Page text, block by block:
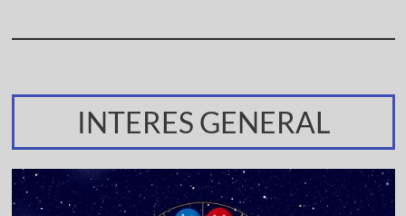
INTERES GENERAL